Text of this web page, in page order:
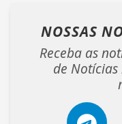
NOSSAS
Receba as
de